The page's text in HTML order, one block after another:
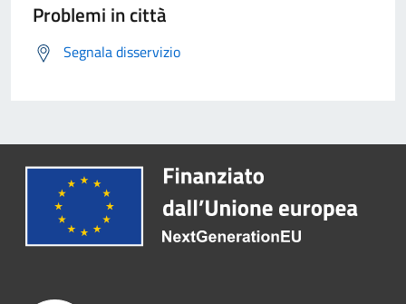
Problemi in città
Segnala disservizio